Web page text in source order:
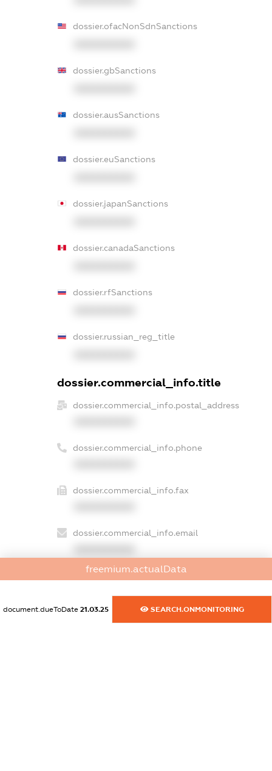
dossier.ofacNonSdnSanctions
dossier.gbSanctions
dossier.ausSanctions
dossier.euSanctions
dossier.japanSanctions
dossier.canadaSanctions
dossier.rfSanctions
dossier.russian_reg_title
dossier.commercial_info.title
dossier.commercial_info.postal_address
dossier.commercial_info.phone
dossier.commercial_info.fax
dossier.commercial_info.email
dossier.commercial_info.website
freemium.actualData
document.dueToDate 21.03.25 SEARCH.ONMONITORING